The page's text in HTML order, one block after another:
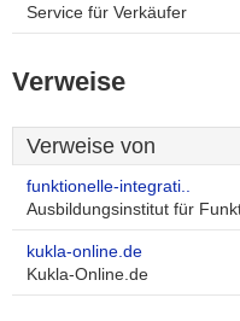
Service für Verkäufer
Verweise
Verweise von
funktionelle-integrati..
Ausbildungsinstitut für
kukla-online.de
Kukla-Online.de